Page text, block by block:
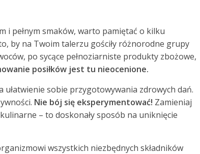
i pełnym smaków, warto pamiętać o kilku
by na Twoim talerzu gościły różnorodne grupy
po sycące pełnoziarniste produkty zbożowe,
posiłków jest tu nieocenione.
sobie przygotowywania zdrowych dań.
Nie bój się eksperymentować! Zamieniaj
– to doskonały sposób na uniknięcie
wszystkich niezbędnych składników